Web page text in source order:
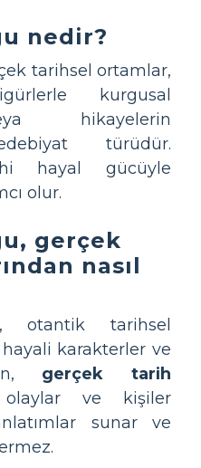
nedir?
tarihsel ortamlar,
kurgusal
hikayelerin
türüdür.
hayal gücüyle
olur.
gerçek
nasıl
tarihsel
karakterler ve
gerçek tarih
ve kişiler
sunar ve